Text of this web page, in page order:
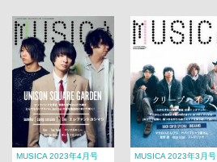
MUSICA 2023年4月号 MUSICA 2023年3月号